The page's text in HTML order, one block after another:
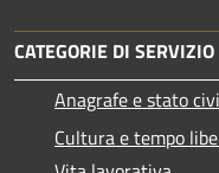
CATEGORIE DI SERVIZIO
Anagrafe e stato
Cultura e tempo